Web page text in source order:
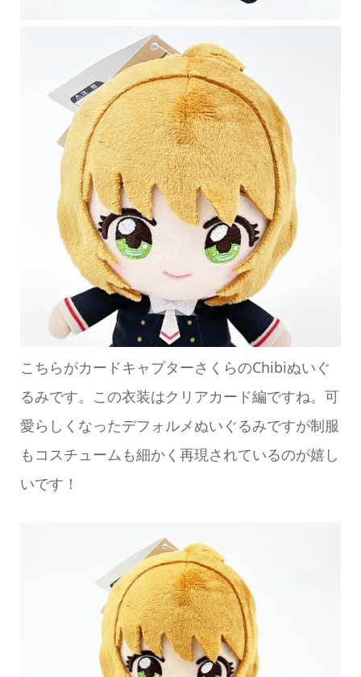
こちらがカードキャプターさくらのChibiぬいぐ
るみです。この衣装はクリアカード編ですね。可
愛らしくなったデフォルメぬいぐるみですが制服
もコスチュームも細かく再現されているのが嬉し
いです！